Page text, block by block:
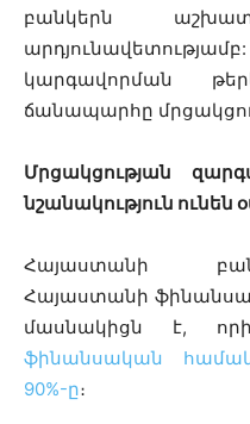
բանկերն
կարգավորման
ճանապարհը
Մրցակցության
նշանակություն
Հայաստանի
Հայաստանի
մասնակիցն է,
ֆինանսական
90%-ը։